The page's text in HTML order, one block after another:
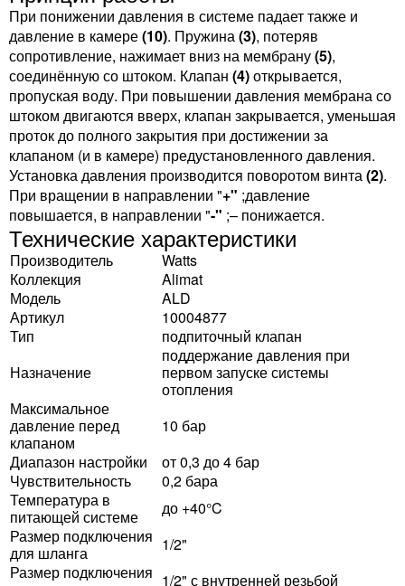
При понижении давления в системе падает также и
давление в камере(10). Пружина(3), потеряв
сопротивление, нажимает вниз на мембрану(5),
соединённую со штоком. Клапан (4)открывается,
пропуская воду. При повышении давления мембрана со
штоком двигаются вверх, клапан закрывается, уменьшая
проток до полного закрытия при достижении за
клапаном (и в камере) предустановленного давления.
Установка давления производится поворотом винта(2).
При вращении в направлении "+" ;давление
повышается, в направлении "-" ;– понижается.
Технические характеристики
Производитель
Watts
Коллекция
Alimat
Модель
ALD
Артикул
10004877
Тип
подпиточный клапан
Назначение
поддержание давления при
первом запуске системы
отопления
Максимальное
давление перед
клапаном
10 бар
Диапазон настройки
от 0,3 до 4 бар
Чувствительность
0,2 бара
Температура в
питающей системе
до +40°C
Размер подключения
для шланга
1/2"
Размер подключения 1/2" с внутренней резьбой